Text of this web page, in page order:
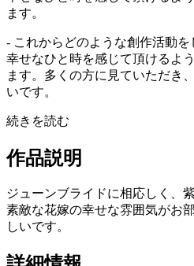
ます。
- これからどのような創作活動
幸せなひと時を感じて頂けるよ
ます。多くの方に見ていただき
いです。
続きを読む
作品説明
ジューンブライドに相応しく、
素敵な花嫁の幸せな雰囲気がお
しいです。